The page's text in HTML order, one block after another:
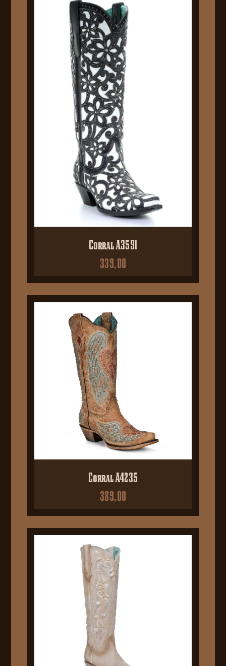
Corral A3591
339,00
Corral A4235
389,00